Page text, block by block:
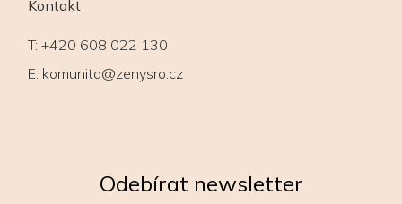
Kontakt
T: +420 608 022 130
E: komunita@zenysro.cz
Odebírat newsletter